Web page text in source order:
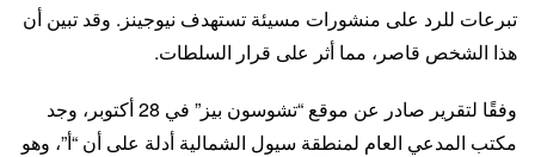
تبرعات للرد على منشورات مسيئة تستهدف نيوجينز. وقد تبين أن
هذا الشخص قاصر، مما أثر على قرار السلطات.
وفقًا لتقرير صادر عن موقع “تشوسون بيز” في 28 أكتوبر، وجد
مكتب المدعي العام لمنطقة سيول الشمالية أدلة على أن “أ”، وهو